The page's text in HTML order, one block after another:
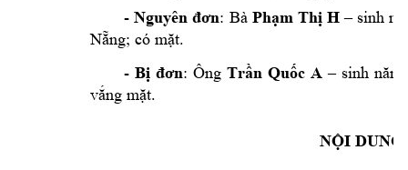
- Nguyên đơn: Bà Phạm Thị H – sinh
Nẵng; có mặt.
- Bị đơn: Ông Trần Quốc A – sinh năm
vắng mặt.
NỘI DUNG